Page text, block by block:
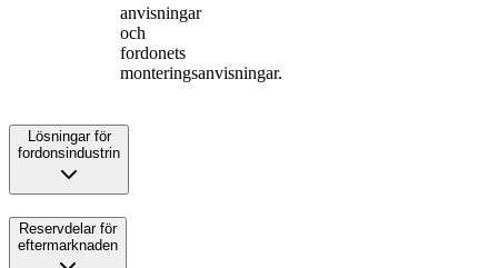
anvisningar
och
fordonets
monteringsanvisningar.
Lösningar för
fordonsindustrin
Reservdelar för
eftermarknaden